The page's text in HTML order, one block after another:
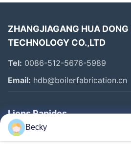
ZHANGJIAGANG HUA DONG
TECHNOLOGY CO.,LTD
Tel: 0086-512-5676-5989
Email: hdb@boilerfabrication.cn
Liens Rapides
Maison
Becky